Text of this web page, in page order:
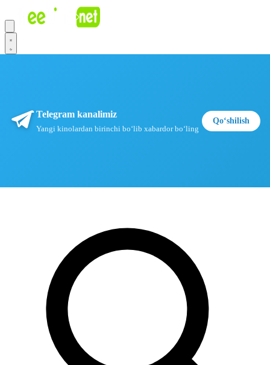
Telegram kanalimiz
Yangi kinolardan birinchi boʻlib xabardor boʻling
Qoʻshilish